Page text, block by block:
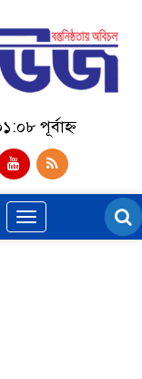
পূর্বাহ্ন
Toggle
navigation